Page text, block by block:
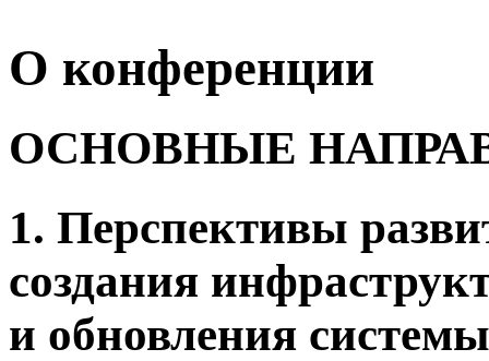
О конференции
ОСНОВНЫЕ
1. Перспективы
создания
и обновления